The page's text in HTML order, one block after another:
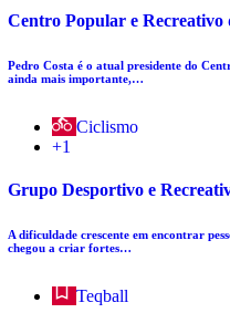
Centro Popular e Recreativo
Pedro Costa é o atual presidente do
ainda mais importante,…
Ciclismo
+1
Grupo Desportivo e
A dificuldade crescente em encontrar
chegou a criar fortes…
Teqball